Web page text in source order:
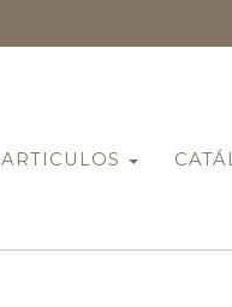
ARTICULOS